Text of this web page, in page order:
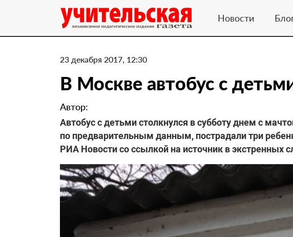
Новости
23 декабря 2017, 12:30
В Москве автобус с
Автор:
Автобус с детьми столкнулся в субботу днем с
по предварительным данным, пострадали три
РИА Новости со ссылкой на источник в экстренных